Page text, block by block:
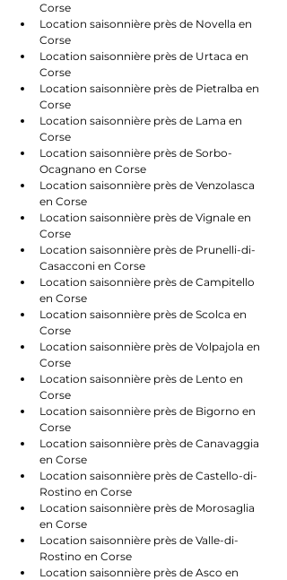
Corse
Location saisonnière près de Novella en
Corse
Location saisonnière près de Urtaca en
Corse
Location saisonnière près de Pietralba en
Corse
Location saisonnière près de Lama en
Corse
Location saisonnière près de Sorbo-
Ocagnano en Corse
Location saisonnière près de Venzolasca
en Corse
Location saisonnière près de Vignale en
Corse
Location saisonnière près de Prunelli-di-
Casacconi en Corse
Location saisonnière près de Campitello
en Corse
Location saisonnière près de Scolca en
Corse
Location saisonnière près de Volpajola en
Corse
Location saisonnière près de Lento en
Corse
Location saisonnière près de Bigorno en
Corse
Location saisonnière près de Canavaggia
en Corse
Location saisonnière près de Castello-di-
Rostino en Corse
Location saisonnière près de Morosaglia
en Corse
Location saisonnière près de Valle-di-
Rostino en Corse
Location saisonnière près de Asco en